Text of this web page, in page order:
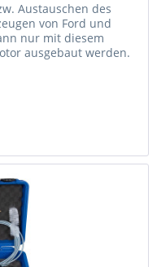
Austauschen des
von Ford und
nur mit diesem
ausgebaut werden.